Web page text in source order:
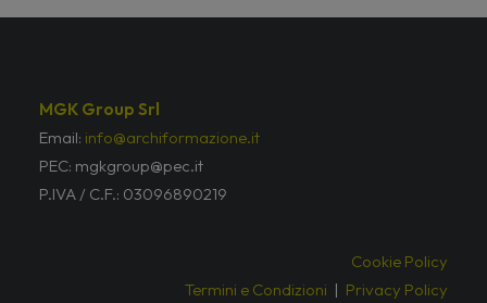
MGK Group Srl
Email: info@archiformazione.it
PEC: mgkgroup@pec.it
P.IVA / C.F.: 03096890219
Cookie Policy
Termini e Condizioni | Privacy Policy